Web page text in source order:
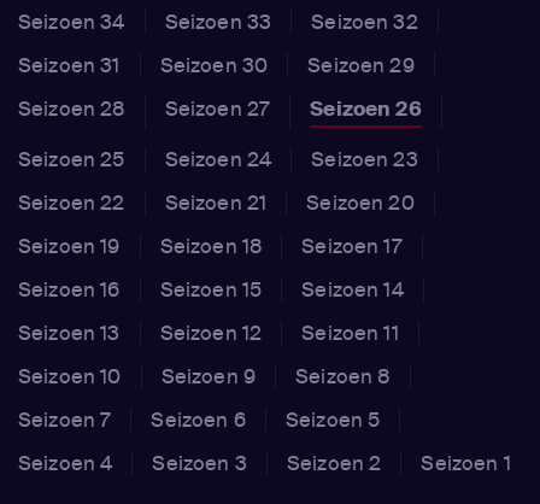
Seizoen 34
Seizoen 33
Seizoen 32
Seizoen 31
Seizoen 30
Seizoen 29
Seizoen 28
Seizoen 27
Seizoen 26
Seizoen 25
Seizoen 24
Seizoen 23
Seizoen 22
Seizoen 21
Seizoen 20
Seizoen 19
Seizoen 18
Seizoen 17
Seizoen 16
Seizoen 15
Seizoen 14
Seizoen 13
Seizoen 12
Seizoen 11
Seizoen 10
Seizoen 9
Seizoen 8
Seizoen 7
Seizoen 6
Seizoen 5
Seizoen 4
Seizoen 3 Seizoen 2 Seizoen 1